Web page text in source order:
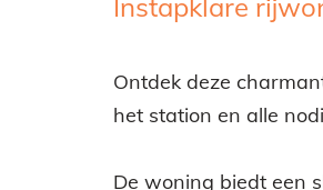
Omschrijving
Ontdek deze
het station en alle
De woning biedt een